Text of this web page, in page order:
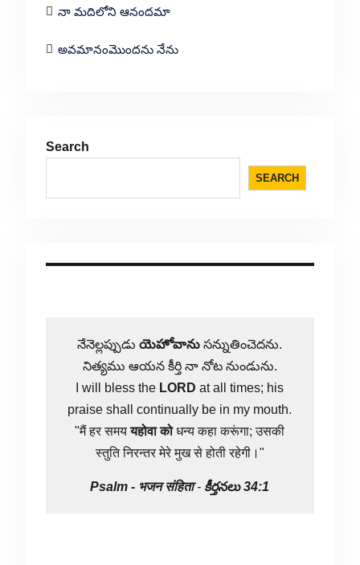
నా మదిలోని ఆనందమా
అవమానంమొందను నేను
Search
SEARCH
నేనెల్లప్పుడుయెహోవాను సన్నుతించెదను.
నిత్యము ఆయన కీర్తి నా నోట నుండును.
I will bless the LORD at all times; his
praise shall continually be in my mouth.
"मैं हर समययहोवा कोधन्य कहा करूंगा; उसकी
स्तुति निरन्तर मेरे मुख से होती रहेगी।"
Psalm - भजन संहिता- కీర్తనలు 34:1